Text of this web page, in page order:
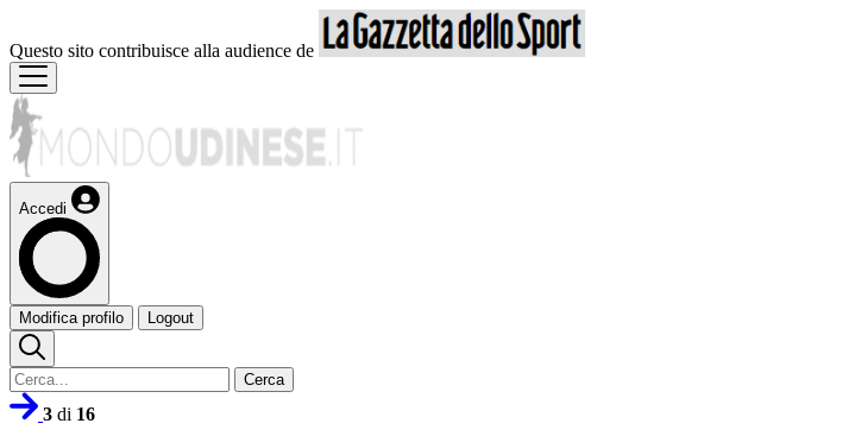
Questo sito contribuisce alla audience de
Accedi
Modifica profilo Logout
Cerca
3 di 16